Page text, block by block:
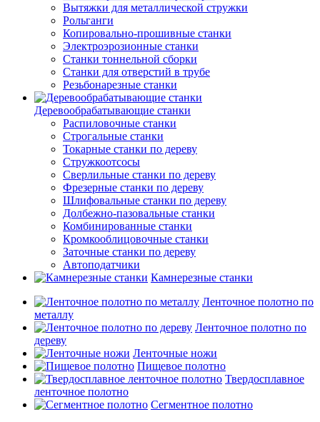
Вытяжки для металлической стружки
Рольганги
Копировально-прошивные станки
Электроэрозионные станки
Станки тоннельной сборки
Станки для отверстий в трубе
Резьбонарезные станки
Деревообрабатывающие станки
Распиловочные станки
Строгальные станки
Токарные станки по дереву
Стружкоотсосы
Сверлильные станки по дереву
Фрезерные станки по дереву
Шлифовальные станки по дереву
Долбежно-пазовальные станки
Комбинированные станки
Кромкооблицовочные станки
Заточные станки по дереву
Автоподатчики
Камнерезные станки
Ленточное полотно по
металлу
Ленточное полотно по
дереву
Ленточные ножи
Пищевое полотно
Твердосплавное
ленточное полотно
Сегментное полотно